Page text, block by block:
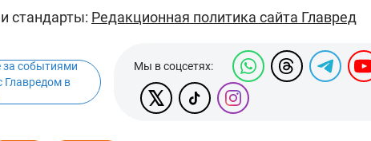
стандарты: Редакционная политика сайта Главред
за событиями
Главредом в
Мы в соцсетях: